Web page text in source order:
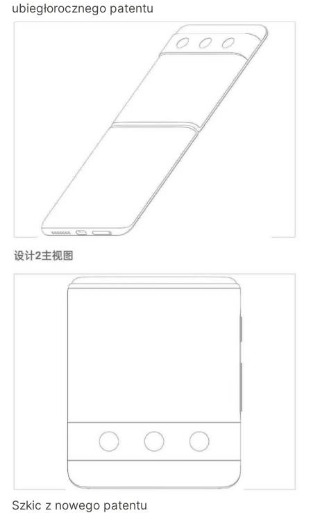
ubiegłorocznego patentu
Szkic z nowego patentu